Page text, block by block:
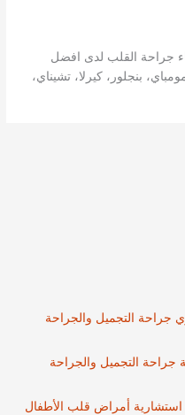
جراحة التجميل والجراحة
جراحة التجميل والجراحة
استشارية أمراض قلب الأطفال
جراحة القلب لدى افضل
بنجلور، كيرلا، تشيناي،